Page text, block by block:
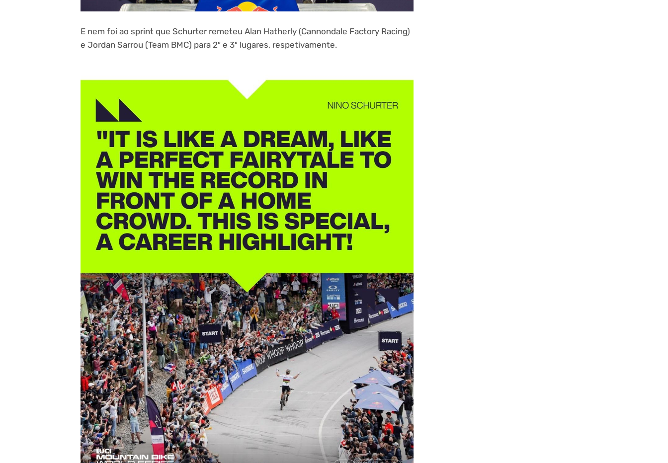
E nem foi ao sprint que Schurter remeteu Alan Hatherly (Cannondale Factory Racing)
e Jordan Sarrou (Team BMC) para 2º e 3º lugares, respetivamente.